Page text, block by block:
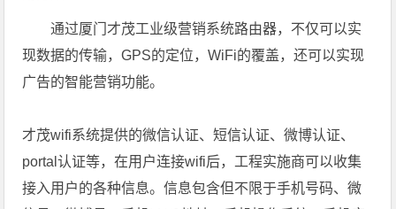
通过厦门才茂工业级营销系统路由器，不仅可以实
现数据的传输，GPS的定位，WiFi的覆盖，还可以实现
广告的智能营销功能。
才茂wifi系统提供的微信认证、短信认证、微博认证、
portal认证等，在用户连接wifi后，工程实施商可以收集
接入用户的各种信息。信息包含但不限于手机号码、微